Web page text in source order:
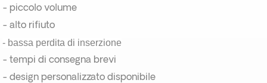
- piccolo volume
- alto rifiuto
- bassa perdita di inserzione
- tempi di consegna brevi
- design personalizzato disponibile